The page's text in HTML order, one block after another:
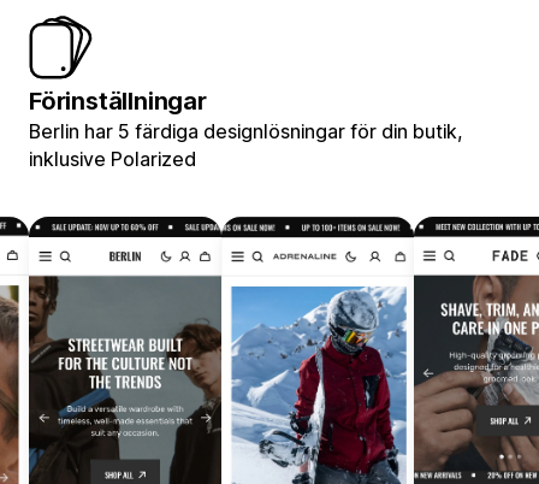
Förinställningar
Berlin har 5 färdiga designlösningar för din butik,
inklusive Polarized